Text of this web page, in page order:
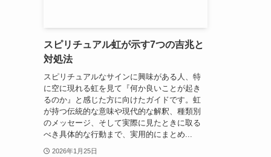
スピリチュアル虹が示す7つの吉兆と
対処法
スピリチュアルなサインに興味がある人、特
に空に現れる虹を見て『何か良いことが起き
るのか』と感じた方に向けたガイドです。虹
が持つ伝統的な意味や現代的な解釈、種類別
のメッセージ、そして実際に見たときに取る
べき具体的な行動まで、実用的にまとめ...
2026年1月25日